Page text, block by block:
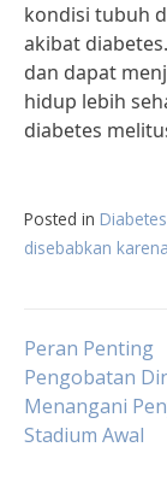
kondisi tubuh
akibat
dan dapat
hidup lebih
diabetes
Posted in Diabetes
disebabkan karena
Post
Peran Penting
Pengobatan
Menangani
Stadium Awal